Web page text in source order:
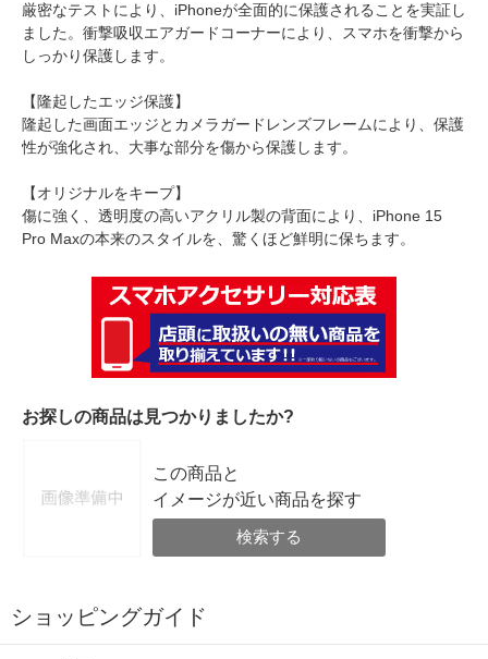
厳密なテストにより、iPhoneが全面的に保護されることを実証し
ました。衝撃吸収エアガードコーナーにより、スマホを衝撃から
しっかり保護します。
【隆起したエッジ保護】
隆起した画面エッジとカメラガードレンズフレームにより、保護
性が強化され、大事な部分を傷から保護します。
【オリジナルをキープ】
傷に強く、透明度の高いアクリル製の背面により、iPhone 15
Pro Maxの本来のスタイルを、驚くほど鮮明に保ちます。
お探しの商品は見つかりましたか?
この商品と
イメージが近い商品を探す
検索する
ショッピングガイド